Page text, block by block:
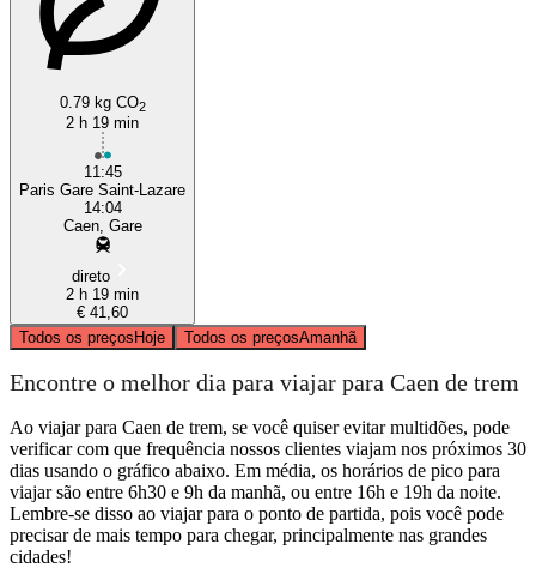
0.79 kg CO2
2 h 19 min
11:45
Paris Gare Saint-Lazare
14:04
Caen, Gare
direto
2 h 19 min
€ 41,60
Todos os preçosHoje Todos os preçosAmanhã
Encontre o melhor dia para viajar para Caen de trem
Ao viajar para Caen de trem, se você quiser evitar multidões, pode
verificar com que frequência nossos clientes viajam nos próximos 30
dias usando o gráfico abaixo. Em média, os horários de pico para
viajar são entre 6h30 e 9h da manhã, ou entre 16h e 19h da noite.
Lembre-se disso ao viajar para o ponto de partida, pois você pode
precisar de mais tempo para chegar, principalmente nas grandes
cidades!